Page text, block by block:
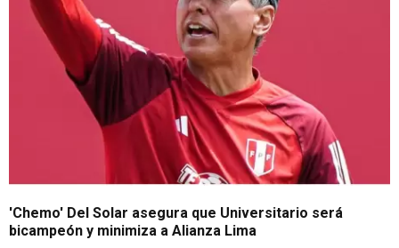
'Chemo' Del Solar asegura que Universitario será
bicampeón y minimiza a Alianza Lima